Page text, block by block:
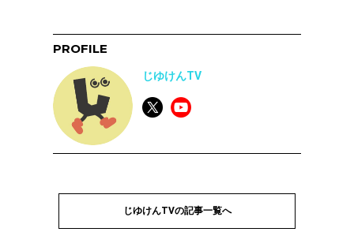
PROFILE
じゆけんTV
じゆけんTVの記事一覧へ